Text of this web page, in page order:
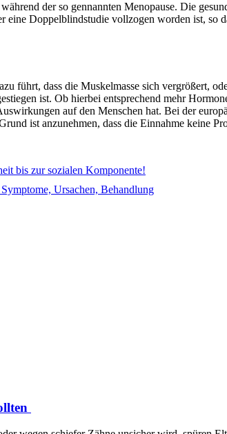
der so gennannten Menopause. Die
Doppelblindstudie vollzogen worden ist, so
führt, dass die Muskelmasse sich vergrößert,
ist. Ob hierbei entsprechend mehr
auf den Menschen hat. Bei der
ist anzunehmen, dass die Einnahme keine
bis zur sozialen Komponente!
Ursachen, Behandlung